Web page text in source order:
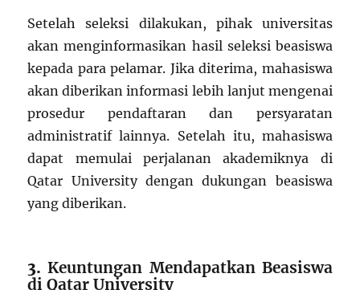
Setelah seleksi dilakukan, pihak universitas
akan menginformasikan hasil seleksi beasiswa
kepada para pelamar. Jika diterima, mahasiswa
akan diberikan informasi lebih lanjut mengenai
prosedur pendaftaran dan persyaratan
administratif lainnya. Setelah itu, mahasiswa
dapat memulai perjalanan akademiknya di
Qatar University dengan dukungan beasiswa
yang diberikan.
3.Keuntungan Mendapatkan Beasiswa
di Qatar University